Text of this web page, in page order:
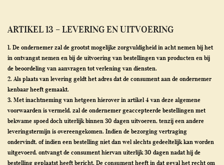
ARTIKEL 13 – LEVERING EN UITVOERING
1. De ondernemer zal de grootst mogelijke zorgvuldigheid in acht nemen bij het
in ontvangst nemen en bij de uitvoering van bestellingen van producten en bij
de beoordeling van aanvragen tot verlening van diensten.
2. Als plaats van levering geldt het adres dat de consument aan de ondernemer
kenbaar heeft gemaakt.
3. Met inachtneming van hetgeen hierover in artikel 4 van deze algemene
voorwaarden is vermeld, zal de ondernemer geaccepteerde bestellingen met
bekwame spoed doch uiterlijk binnen 30 dagen uitvoeren, tenzij een andere
leveringstermijn is overeengekomen. Indien de bezorging vertraging
ondervindt, of indien een bestelling niet dan wel slechts gedeeltelijk kan worden
uitgevoerd, ontvangt de consument hiervan uiterlijk 30 dagen nadat hij de
bestelling geplaatst heeft bericht. De consument heeft in dat geval het recht om